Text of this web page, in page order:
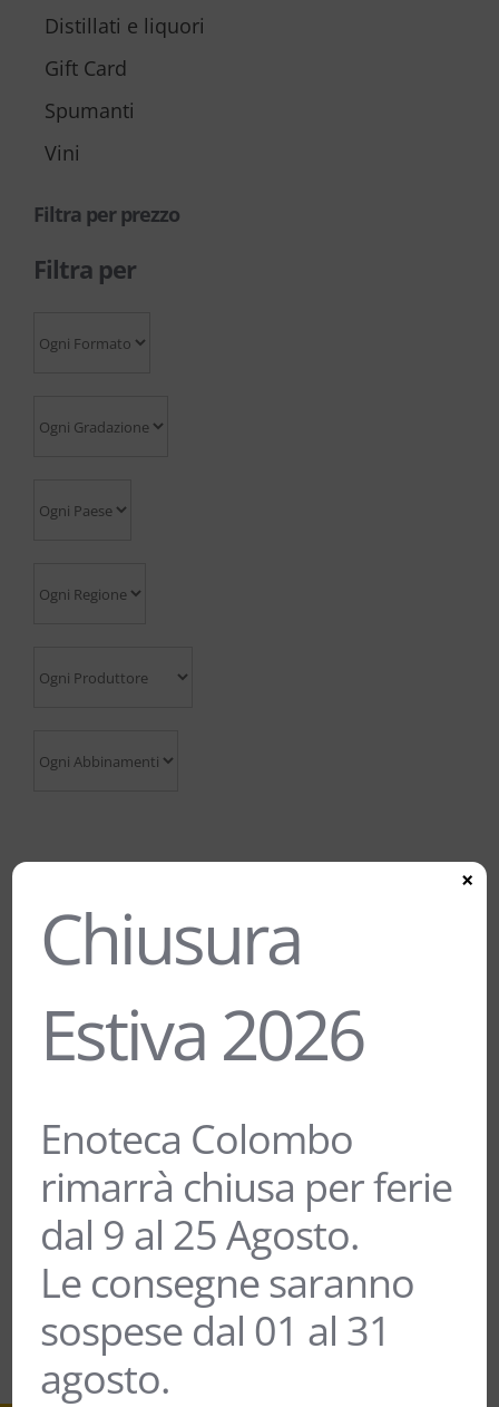
BERTAGNOLLI
40,00€
Distillati e liquori
Gift Card
Spumanti
Vini
Filtra per prezzo
Filtra per
Chiusura
Estiva 2026
Enoteca Colombo
rimarrà chiusa per ferie
dal 9 al 25 Agosto.
Le consegne saranno
sospese dal 01 al 31
agosto.
×